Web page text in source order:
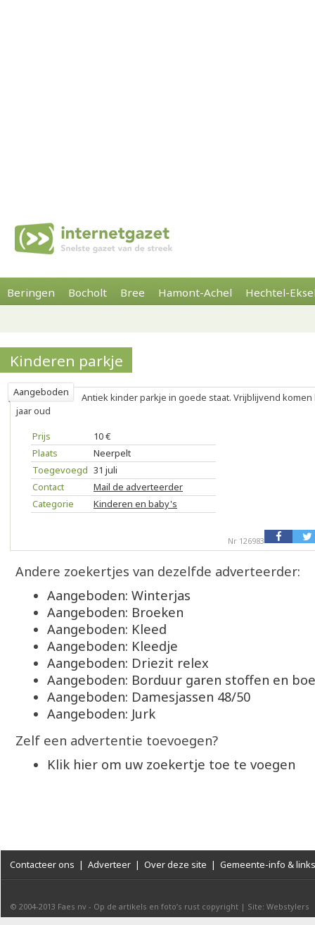
Beringen Bocholt Bree Hamont-Achel Hechtel-
Kinderen parkje
Aangeboden
Antiek kinder parkje in goede staat. Vrijblijvend
jaar oud
Prijs
10 €
Plaats
Neerpelt
Toegevoegd 31 juli
Contact
Mail de adverteerder
Categorie
Kinderen en baby's
Nr 126983
Andere zoekertjes van dezelfde adverteerder:
Aangeboden: Winterjas
Aangeboden: Broeken
Aangeboden: Kleed
Aangeboden: Kleedje
Aangeboden: Driezit relex
Aangeboden: Borduur garen stoffen en
Aangeboden: Damesjassen 48/50
Aangeboden: Jurk
Zelf een advertentie toevoegen?
Klik hier om uw zoekertje toe te voegen
Contacteer ons | Adverteer | Over deze site | Gemeente-info & links
© 2004-2013 Faes nv - Op de artikels en foto’s rust copyright | Site: Webstylers